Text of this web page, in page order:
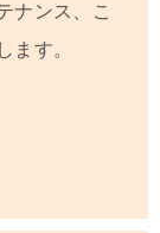
ナンス、こ
ます。